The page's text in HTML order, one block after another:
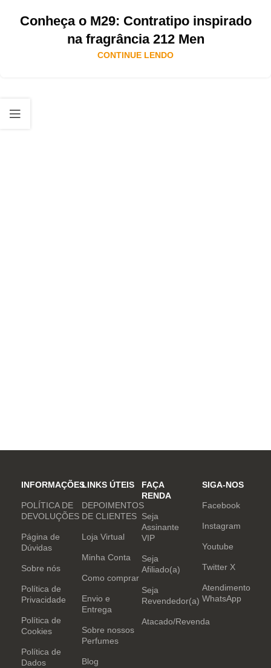
Conheça o M29: Contratipo inspirado
na fragrância 212 Men
CONTINUE LENDO
INFORMAÇÕES
POLÍTICA DE
DEVOLUÇÕES
Página de
Dúvidas
Sobre nós
Política de
Privacidade
Política de
Cookies
Política de
Dados
LINKS ÚTEIS
DEPOIMENTOS
DE CLIENTES
Loja Virtual
Minha Conta
Como comprar
Envio e
Entrega
Sobre nossos
Perfumes
Blog
FAÇA
RENDA
Seja
Assinante
VIP
Seja
Afiliado(a)
Seja
Revendedor(a)
Atacado/Revenda
SIGA-NOS
Facebook
Instagram
Youtube
Twitter X
Atendimento
WhatsApp